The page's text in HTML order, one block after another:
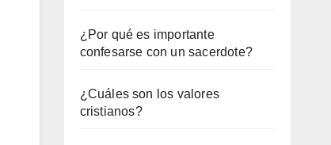
¿Por qué es importante
confesarse con un sacerdote?
¿Cuáles son los valores
cristianos?